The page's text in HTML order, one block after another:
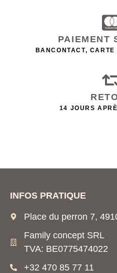
PAIEMENT
BANCONTACT,
14 JOURS
INFOS PRATIQUE
Place du perron 7,
Family concept SRL
TVA: BE0775474022
+32 470 85 77 11